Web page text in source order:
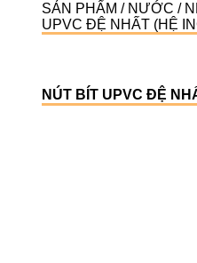
SẢN PHẨM / NƯỚC /
UPVC ĐỆ NHẤT (HỆ
NÚT BÍT UPVC ĐỆ